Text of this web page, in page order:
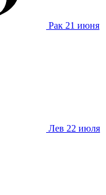
Рак 21 июня
Лев 22 июля